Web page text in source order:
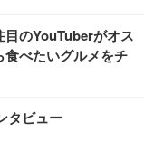
目のYouTuberがオス
べたいグルメをチ
タビュー